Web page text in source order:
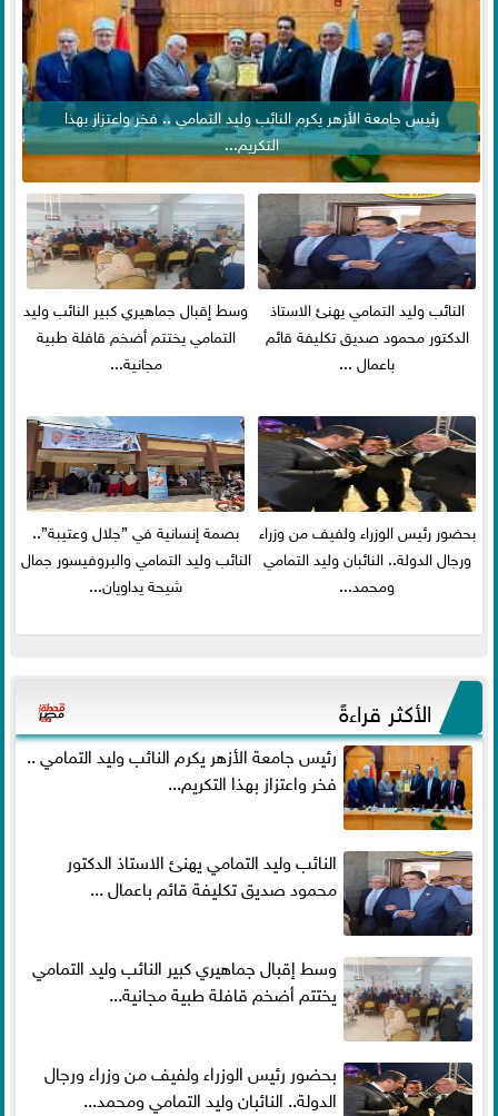
رئيس جامعة الأزهر يكرم النائب وليد التمامي .. فخر واعتزاز بهذا
التكريم...
النائب وليد التمامي يهنئ الاستاذ
الدكتور محمود صديق تكليفة قائم
باعمال ...
وسط إقبال جماهيري كبير النائب وليد
التمامي يختتم أضخم قافلة طبية
مجانية...
بحضور رئيس الوزراء ولفيف من وزراء
ورجال الدولة.. النائبان وليد التمامي
ومحمد...
بصمة إنسانية في ”جلال وعتيبة”..
النائب وليد التمامي والبروفيسور جمال
شيحة يداويان...
الأكثر قراءةً
رئيس جامعة الأزهر يكرم النائب وليد التمامي ..
فخر واعتزاز بهذا التكريم...
النائب وليد التمامي يهنئ الاستاذ الدكتور
محمود صديق تكليفة قائم باعمال ...
وسط إقبال جماهيري كبير النائب وليد التمامي
يختتم أضخم قافلة طبية مجانية...
بحضور رئيس الوزراء ولفيف من وزراء ورجال
الدولة.. النائبان وليد التمامي ومحمد...